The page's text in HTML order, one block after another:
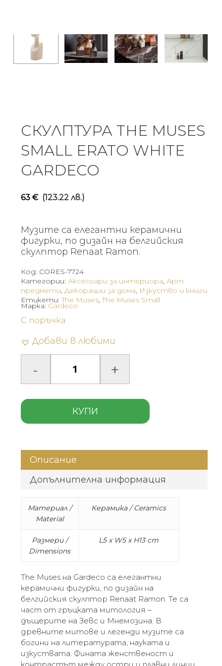
СКУЛПТУРА THE MUSES
SMALL ERATO WHITE
GARDECO
63 € (123.22 лв.)
Музите са елегантни керамични
фигурки, по дизайн на белгийския
скулптор Renaat Ramon.
Код: CORES-7724
Категории: Аксесоари за интериора, Арт
предмети, Декорации за дома, Изкуство и книги
Етикети:The Muses,The Muses Small
С поръчка
Добави в любими
КУПИ
Марка: Gardeco
Описание
Допълнителна информация
Материал /
Material
Керамика / Ceramics
Размери /
Dimensions
L5 x W5 x H13 cm
The Muses на Gardeco са елегантни
керамични фигурки, по дизайн на
белгийския скулптор Renaat Ramon. Те са
част от гръцката митология –
дъщерите на Зевс и Мнемозина. В
древните митове и легенди музите са
богини на литературата, науката и
изкуствата. Фината женственост и